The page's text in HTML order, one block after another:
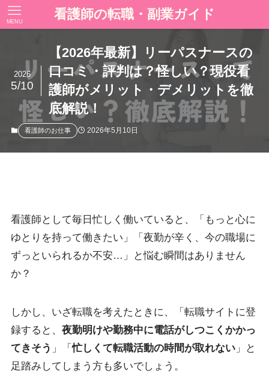
看護師の転職・副業ガイド
MENU
【2026年最新】リーパスナースの
口コミ・評判は？怪しい？現役看
護師がメリット・デメリットを徹
底解説！
2026
5/10
看護師のお仕事 2026年5月10日
看護師として毎日忙しく働いていると、「もっと心に
ゆとりを持って働きたい」「夜勤が辛く、今の職場に
ずっといられるか不安…」と悩む瞬間はありません
か？
しかし、いざ転職を考えたときに、「転職サイトに登
録すると、 夜勤明けや勤務中に電話がしつこくかかっ
てきそう 」「忙しくて転職活動の時間が取れない」と
足踏みしてしまう方も多いでしょう。